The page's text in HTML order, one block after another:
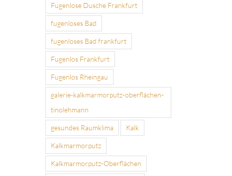
Fugenlose Dusche Frankfurt
fugenloses Bad
fugenloses Bad frankfurt
Fugenlos Frankfurt
Fugenlos Rheingau
galerie-kalkmarmorputz-oberflächen-
tinolehmann
gesundes Raumklima Kalk
Kalkmarmorputz
Kalkmarmorputz-Oberflächen